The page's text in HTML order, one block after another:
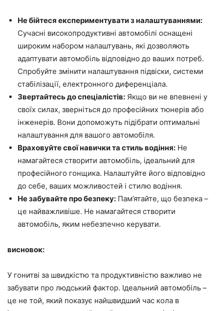
Не бійтеся експериментувати з налаштуваннями:
Сучасні високопродуктивні автомобілі оснащені
широким набором налаштувань, які дозволяють
адаптувати автомобіль відповідно до ваших потреб.
Спробуйте змінити налаштування підвіски, системи
стабілізації, електронного диференціала.
Звертайтесь до спеціалістів: Якщо ви не впевнені у
своїх силах, зверніться до професійних тюнерів або
інженерів. Вони допоможуть підібрати оптимальні
налаштування для вашого автомобіля.
Враховуйте свої навички та стиль водіння: Не
намагайтеся створити автомобіль, ідеальний для
професійного гонщика. Налаштуйте його відповідно
до себе, ваших можливостей і стилю водіння.
Не забувайте про безпеку: Пам’ятайте, що безпека –
це найважливіше. Не намагайтеся створити
автомобіль, яким небезпечно керувати.
висновок:
У гонитві за швидкістю та продуктивністю важливо не
забувати про людський фактор. Ідеальний автомобіль –
це не той, який показує найшвидший час кола в